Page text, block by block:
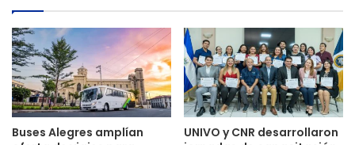
Buses Alegres amplían
UNIVO y CNR desarrollaron